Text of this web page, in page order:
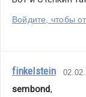
Войдите, чтобы
finkelstein
sembond,